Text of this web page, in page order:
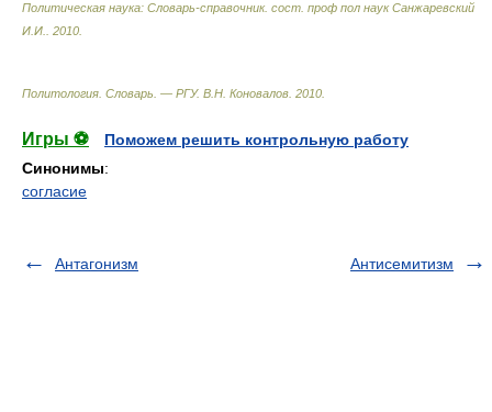
Политическая наука: Словарь-справочник. сост. проф пол наук Санжаревский
И.И.
2010
Политология. Словарь. — РГУ. В.Н. Коновалов 2010
Игры ⚽
Поможем решить контрольную работу
Синонимы:
согласие
Антагонизм Антисемитизм